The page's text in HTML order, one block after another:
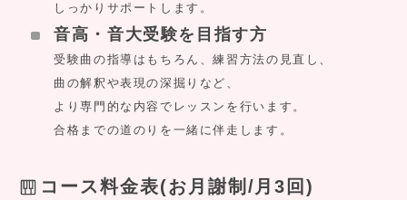
しっかりサポートします。
音高・音大受験を目指す方
受験曲の指導はもちろん、練習方法の見直し、
曲の解釈や表現の深掘りなど、
より専門的な 内容でレッスンを行います。
合格までの道のりを一緒に伴走します。
コース料金表(お月謝制/月3回)